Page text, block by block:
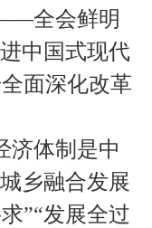
全会鲜明
中国式现代
面深化改革
济体制是中
乡融合发展
”“发展全过